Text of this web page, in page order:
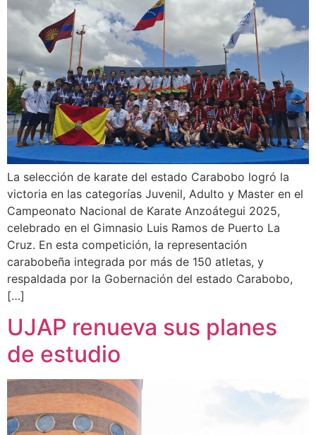
La selección de karate del estado Carabobo logró la
victoria en las categorías Juvenil, Adulto y Master en el
Campeonato Nacional de Karate Anzoátegui 2025,
celebrado en el Gimnasio Luis Ramos de Puerto La
Cruz. En esta competición, la representación
carabobeña integrada por más de 150 atletas, y
respaldada por la Gobernación del estado Carabobo,
[…]
UJAP renueva sus planes
de estudio